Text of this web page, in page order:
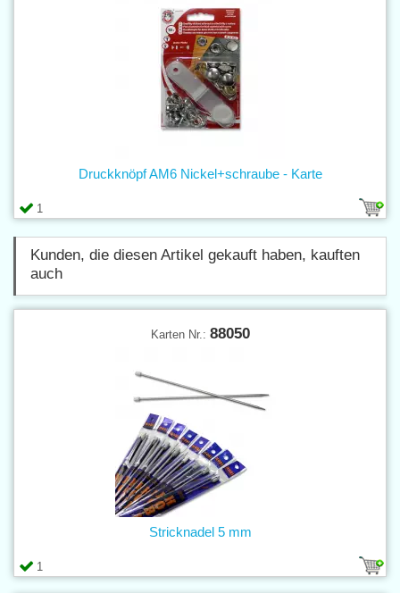
1
Druckknöpf AM6 Nickel+schraube - Karte
Kunden, die diesen Artikel gekauft haben, kauften
auch
Karten Nr.: 88050
1
Stricknadel 5 mm